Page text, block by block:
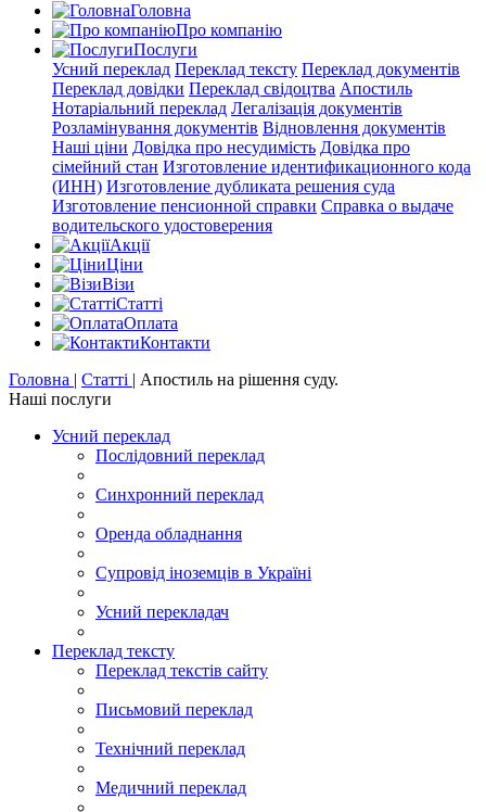
Головна
Про компанію
Послуги
Усний переклад Переклад тексту Переклад документів
Переклад довідки Переклад свідоцтва Апостиль
Нотаріальний переклад Легалізація документів
Розламінування документів Відновлення документів
Наші ціни Довідка про несудимість Довідка про
сімейний стан Изготовление идентификационного кода
(ИНН) Изготовление дубликата решения суда
Изготовление пенсионной справки Справка о выдаче
водительского удостоверения
Акції
Цiни
Візи
Статті
Оплата
Контакти
Головна | Статті | Апостиль на рішення суду.
Наші послуги
Усний переклад
Послідовний переклад
Синхронний переклад
Оренда обладнання
Супровід іноземців в Україні
Усний перекладач
Переклад тексту
Переклад текстів сайту
Письмовий переклад
Технічний переклад
Медичний переклад